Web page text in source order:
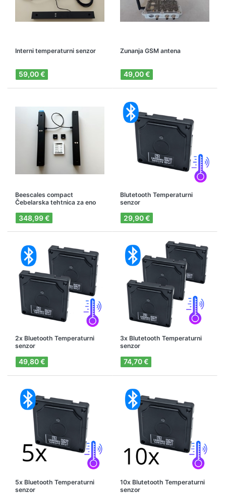
Interni temperaturni senzor
59,00 €
Zunanja GSM antena
49,00 €
Beescales compact
Čebelarska tehtnica za eno
348,99 €
Blutetooth Temperaturni
senzor
29,90 €
2x Bluetooth Temperaturni
senzor
49,80 €
3x Blutetooth Temperaturni
senzor
74,70 €
5x Bluetooth Temperaturni
senzor
10x Blutetooth Temperaturni
senzor